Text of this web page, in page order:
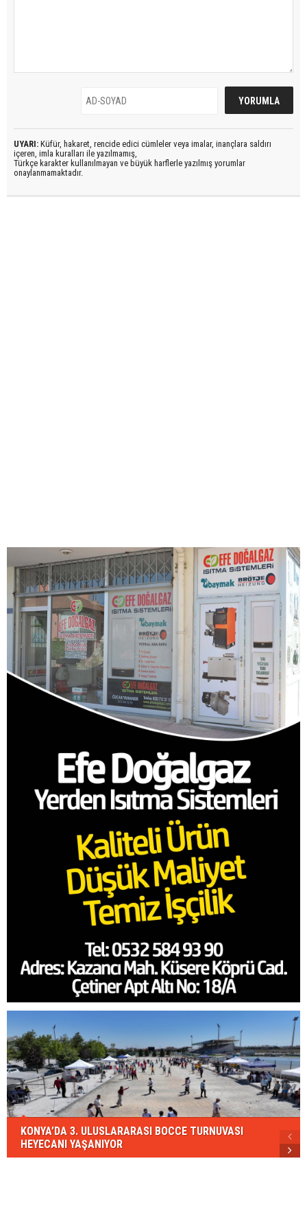
UYARI: Küfür, hakaret, rencide edici cümleler veya imalar, inançlara saldırı
içeren, imla kuralları ile yazılmamış,
Türkçe karakter kullanılmayan ve büyük harflerle yazılmış yorumlar
onaylanmamaktadır.
KONYA’DA 3. ULUSLARARASI BOCCE TURNUVASI
HEYECANI YAŞANIYOR